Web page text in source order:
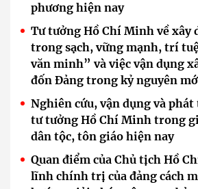
phương hiện nay
Tư tưởng Hồ Chí Minh về xây
trong sạch, vững mạnh, trí
văn minh” và việc vận dụng
đốn Đảng trong kỷ nguyên
Nghiên cứu, vận dụng và
tư tưởng Hồ Chí Minh trong
dân tộc, tôn giáo hiện nay
Quan điểm của Chủ tịch Hồ
lĩnh chính trị của đảng cách